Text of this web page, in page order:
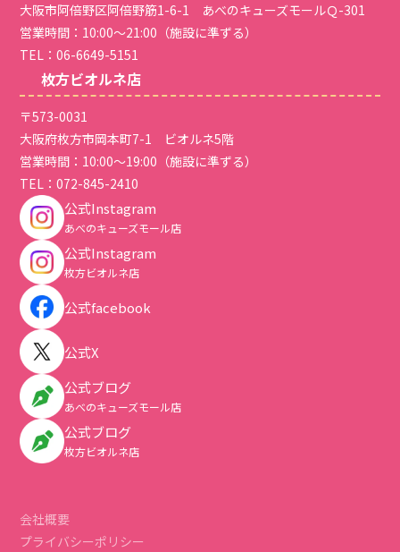
大阪市阿倍野区阿倍野筋1-6-1 あべのキューズモールＱ-301
営業時間：10:00～21:00（施設に準ずる）
TEL：06-6649-5151
枚方ビオルネ店
〒573-0031
大阪府枚方市岡本町7-1 ビオルネ5階
営業時間：10:00～19:00（施設に準ずる）
TEL：072-845-2410
公式Instagram
あべのキューズモール店
公式Instagram
枚方ビオルネ店
公式facebook
公式X
公式ブログ
あべのキューズモール店
公式ブログ
枚方ビオルネ店
会社概要
プライバシーポリシー